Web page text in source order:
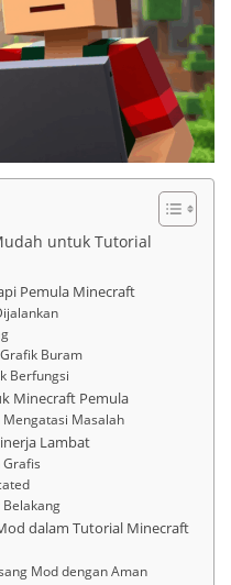
untuk Tutorial
Pemula Minecraft
Buram
Berfungsi
Minecraft Pemula
Masalah
Lambat
dalam Tutorial Minecraft
Mod dengan Aman